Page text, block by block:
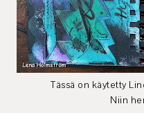
Tässä on käytetty
Niin